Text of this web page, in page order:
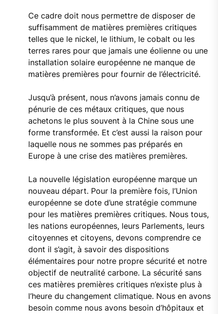
Ce cadre doit nous permettre de disposer de
suffisamment de matières premières critiques
telles que le nickel, le lithium, le cobalt ou les
terres rares pour que jamais une éolienne ou une
installation solaire européenne ne manque de
matières premières pour fournir de l’électricité.
Jusqu’à présent, nous n’avons jamais connu de
pénurie de ces métaux critiques, que nous
achetons le plus souvent à la Chine sous une
forme transformée. Et c’est aussi la raison pour
laquelle nous ne sommes pas préparés en
Europe à une crise des matières premières.
La nouvelle législation européenne marque un
nouveau départ. Pour la première fois, l’Union
européenne se dote d’une stratégie commune
pour les matières premières critiques. Nous tous,
les nations européennes, leurs Parlements, leurs
citoyennes et citoyens, devons comprendre ce
dont il s’agit, à savoir des dispositions
élémentaires pour notre propre sécurité et notre
objectif de neutralité carbone. La sécurité sans
ces matières premières critiques n’existe plus à
l’heure du changement climatique. Nous en avons
besoin comme nous avons besoin d’hôpitaux et